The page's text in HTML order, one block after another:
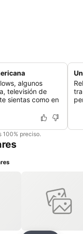
algunos
televisión de
sientas como en
100% preciso.